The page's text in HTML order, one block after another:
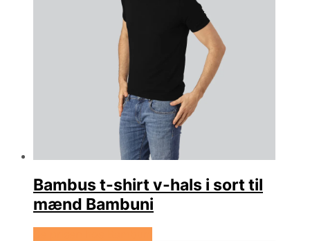
Bambus t-shirt v-hals i sort til
mænd Bambuni